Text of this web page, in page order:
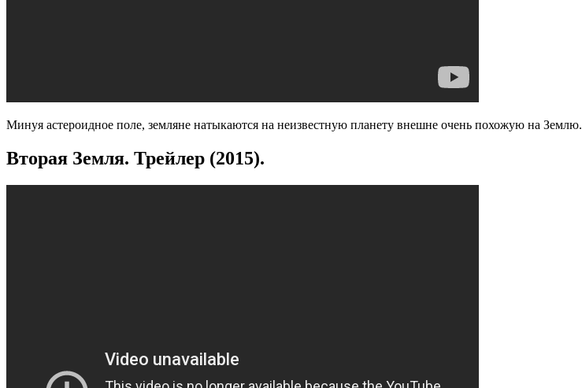
Минуя астероидное поле, земляне натыкаются на неизвестную планету внешне очень похожую на Землю.
Вторая Земля. Трейлер (2015).